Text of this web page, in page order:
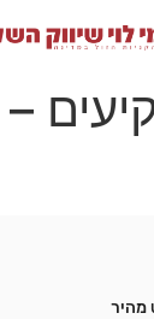
–
מהיר